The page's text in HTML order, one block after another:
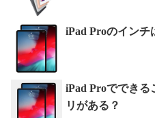
iPad Proのインチ
iPad Proでできる
リがある？